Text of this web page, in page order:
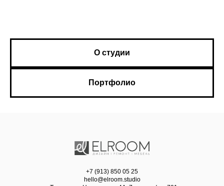
О студии
Портфолио
+7 (913) 850 05 25
hello@elroom.studio